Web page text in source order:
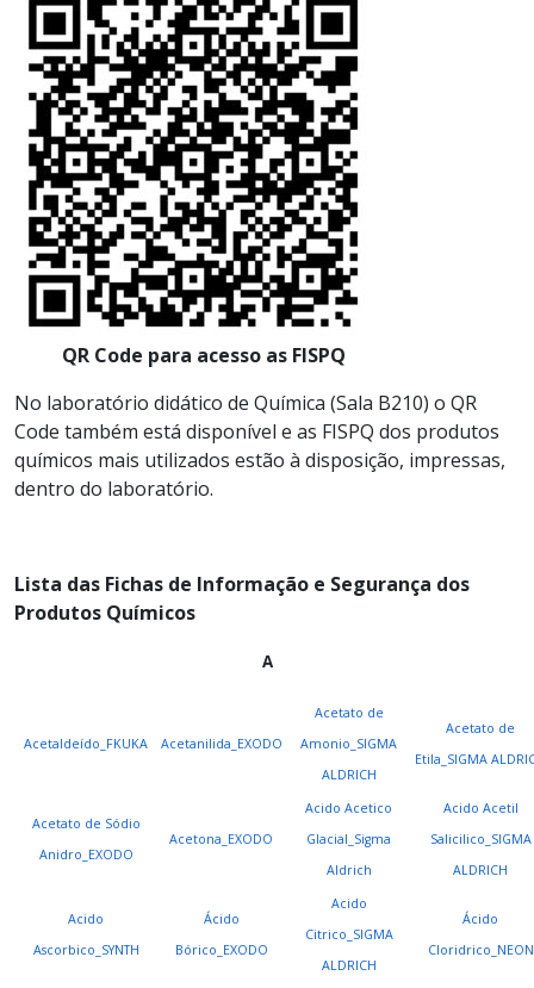
QR Code para acesso as FISPQ
No laboratório didático de Química (Sala B210) o QR
Code também está disponível e as FISPQ dos produtos
químicos mais utilizados estão à disposição, impressas,
dentro do laboratório.
Lista das Fichas de Informação e Segurança dos
Produtos Químicos
A
Acetaldeído_FKUKA Acetanilida_EXODO
Acetato de
Amonio_SIGMA
ALDRICH
Acetato de
Etila_SIGMA
Acetato de Sódio
Anidro_EXODO
Acetona_EXODO
Acido Acetico
Glacial_Sigma
Aldrich
Acido Acetil
Salicilico_SIGMA
ALDRICH
Acido
Ascorbico_SYNTH
Ácido
Bórico_EXODO
Acido
Citrico_SIGMA
ALDRICH
Ácido
Cloridrico_NEON